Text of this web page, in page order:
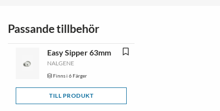
Passande tillbehör
Easy Sipper 63mm
NALGENE
Finns i 6 Färger
TILL PRODUKT